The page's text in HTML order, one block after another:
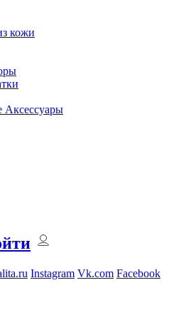
кожи
Аксессуары
Instagram Vk.com Facebook